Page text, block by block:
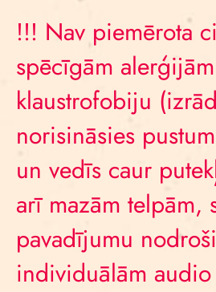
!!! Nav piemērota
spēcīgām
klaustrofobiju
norisināsies
un vedīs caur
arī mazām telpām,
pavadījumu
individuālām audio